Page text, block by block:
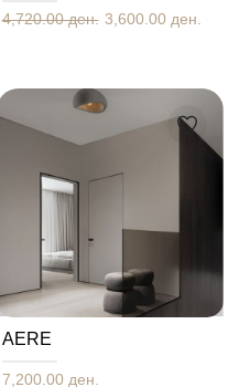
4,720.00 ден. 3,600.00 ден.
AERE
7,200.00 ден.